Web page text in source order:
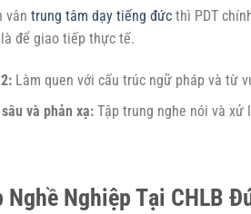
vân trung tâm dạy tiếng đức thì PDT
để giao tiếp thực tế.
Làm quen với cấu trúc ngữ pháp và từ
và phản xạ:Tập trung nghe nói và xử
Nghề Nghiệp Tại CHLB